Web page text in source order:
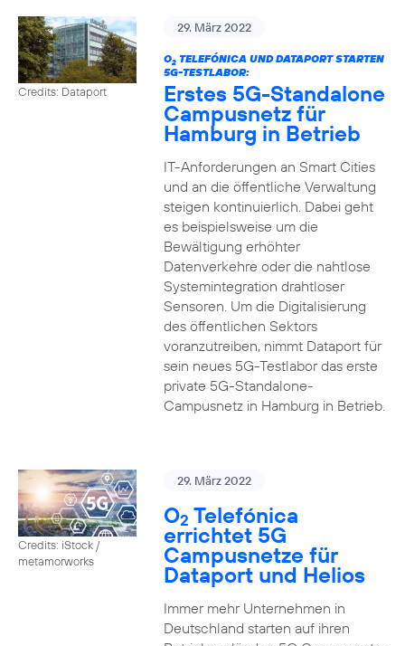
Credits: Dataport
29. März 2022
O2TELEFÓNICA UND DATAPORT STARTEN
5G-TESTLABOR:
Erstes 5G-Standalone
Campusnetz für
Hamburg in Betrieb
IT-Anforderungen an Smart Cities
und an die öffentliche Verwaltung
steigen kontinuierlich. Dabei geht
es beispielsweise um die
Bewältigung erhöhter
Datenverkehre oder die nahtlose
Systemintegration drahtloser
Sensoren. Um die Digitalisierung
des öffentlichen Sektors
voranzutreiben, nimmt Dataport für
sein neues 5G-Testlabor das erste
private 5G-Standalone-
Campusnetz in Hamburg in Betrieb.
Credits: iStock /
metamorworks
29. März 2022
O2 Telefónica
errichtet 5G
Campusnetze für
Dataport und Helios
Immer mehr Unternehmen in
Deutschland starten auf ihren